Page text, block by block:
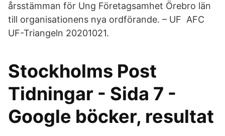
årsstämman för Ung Företagsamhet Örebro län
till organisationens nya ordförande. – UF AFC
UF-Triangeln 20201021.
Stockholms Post
Tidningar - Sida 7 -
Google böcker, resultat